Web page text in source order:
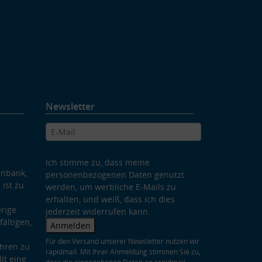
ist zu
zu
eine
Newsletter
Ich stimme zu, dass meine
personenbezogenen Daten genutzt
werden, um werbliche E-Mails zu
erhalten, und weiß, dass ich dies
jederzeit widerrufen kann.
Anmelden
Für den Versand unserer Newsletter nutzen wir
rapidmail. Mit Ihrer Anmeldung stimmen Sie zu,